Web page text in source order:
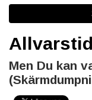
Men Du kan